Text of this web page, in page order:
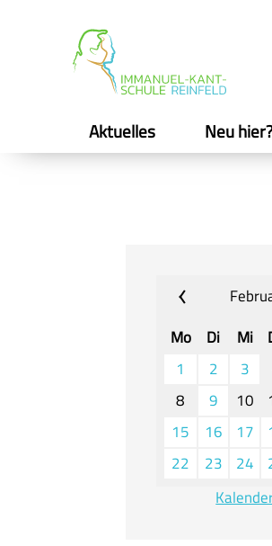
Aktuelles Neu
Mo
Di Mi
1
2 3
8
9 10
15
16 17
22
23 24